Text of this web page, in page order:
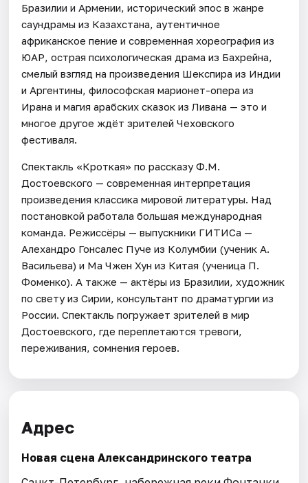
Бразилии и Армении, исторический эпос в жанре
саундрамы из Казахстана, аутентичное
африканское пение и современная хореография из
ЮАР, острая психологическая драма из Бахрейна,
смелый взгляд на произведения Шекспира из Индии
и Аргентины, философская марионет-опера из
Ирана и магия арабских сказок из Ливана — это и
многое другое ждёт зрителей Чеховского
фестиваля.
Спектакль «Кроткая» по рассказу Ф.М.
Достоевского — современная интерпретация
произведения классика мировой литературы. Над
постановкой работала большая международная
команда. Режиссёры — выпускники ГИТИСа —
Алехандро Гонсалес Пуче из Колумбии (ученик А.
Васильева) и Ма Чжен Хун из Китая (ученица П.
Фоменко). А также — актёры из Бразилии, художник
по свету из Сирии, консультант по драматургии из
России. Спектакль погружает зрителей в мир
Достоевского, где переплетаются тревоги,
переживания, сомнения героев.
Адрес
Новая сцена Александринского театра